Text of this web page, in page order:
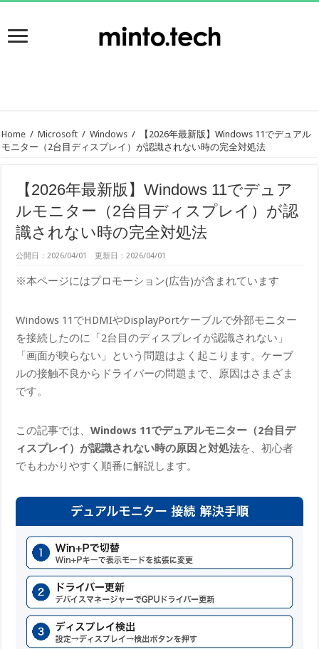
Home / Microsoft / Windows /
【2026年最新版】Windows 11でデュアル
モニター（2台目ディスプレイ）が認識されない時の完全対処法
【2026年最新版】Windows 11でデュア
ルモニター（2台目ディスプレイ）が認
識されない時の完全対処法
公開日：2026/04/01 更新日：2026/04/01
※本ページにはプロモーション(広告)が含まれています
Windows 11でHDMIやDisplayPortケーブルで外部モニター
を接続したのに「2台目のディスプレイが認識されない」
「画面が映らない」という問題はよく起こります。ケーブ
ルの接触不良からドライバーの問題まで、原因はさまざま
です。
この記事では、Windows 11でデュアルモニター（2台目デ
ィスプレイ）が認識されない時の原因と対処法を、初心者
でもわかりやすく順番に解説します。